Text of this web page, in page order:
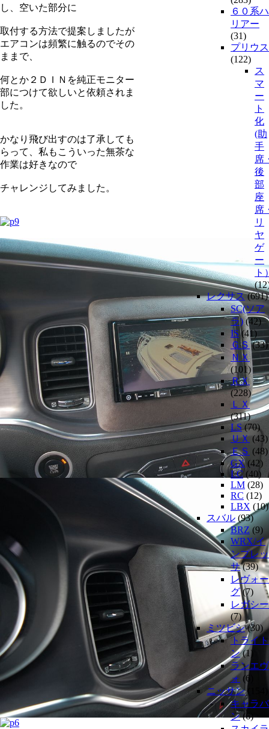
し、空いた部分に
取付する方法で提案しましたが
エアコンは頻繁に触るのでその
ままで、
何とか２ＤＩＮを純正モニター
部につけて欲しいと依頼されま
した。
かなり飛び出すのは了承しても
らって、私もこういった無茶な
作業は好きなので
チャレンジしてみました。
６０系ハ
リアー
(31)
プリウス
(122)
ス
マ
ー
ト
化
(助
手
席
後
部
座
席
リ
ヤ
ゲ
ー
ト
レクサス(691)
SC(ソア
ラ)(42)
IS(41)
ＧＳ(33)
ＮＸ
(101)
ＲＸ
(228)
ＬＸ
(311)
LS(70)
ＵＸ(43)
ＥＳ (48)
GX(42)
LC (40)
LM (28)
RC (12)
LBX (10)
スバル (93)
BRZ(9)
WRX/イ
ンプレッ
サ(39)
レヴォー
グ(7)
レガシー
(7)
ミツビシ(30)
トライト
ン(1)
ランエヴ
ォ (6)
ニッサン(154)
キャラバ
ン(6)